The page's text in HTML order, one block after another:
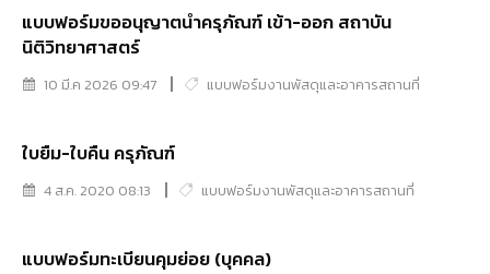
แบบฟอร์มขออนุญาตนำครุภัณฑ์ เข้า-ออก สถาบัน
นิติวิทยาศาสตร์
10 มี.ค 2026 09:47 แบบฟอร์มงานพัสดุและอาคารสถานที่
ใบยืม-ใบคืน ครุภัณฑ์
4 ส.ค. 2020 08:13 แบบฟอร์มงานพัสดุและอาคารสถานที่
แบบฟอร์มทะเบียนคุมย่อย (บุคคล)